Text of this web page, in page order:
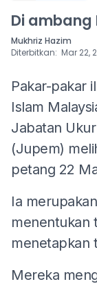
Di
Mukhriz Hazim
Diterbitkan: Mar 22,
Pakar-pakar
Islam
Jabatan
(Jupem)
petang 22
Ia
menentukan
menetapkan
Mereka